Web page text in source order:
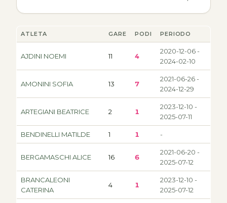
ATLETA GARE PODI PERIODO
AJDINI NOEMI 11 4
2020-12-06 -
2024-02-10
AMONINI SOFIA 13 7
2021-06-26 -
2024-12-29
ARTEGIANI BEATRICE 2 1
2023-12-10 -
2025-07-11
BENDINELLI MATILDE 1 1 -
BERGAMASCHI ALICE 16 6
2021-06-20 -
2025-07-12
BRANCALEONI
CATERINA
4 1
2023-12-10 -
2025-07-12